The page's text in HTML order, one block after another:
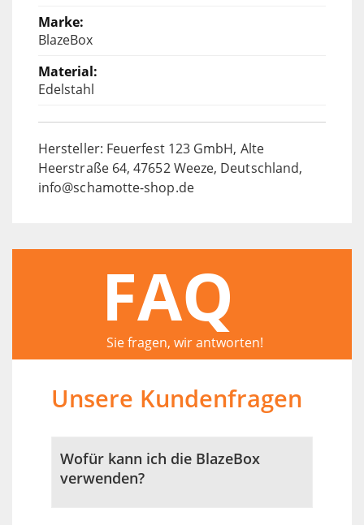
BlazeBox
Edelstahl
Hersteller: Feuerfest 123 GmbH, Alte
Heerstraße 64, 47652 Weeze, Deutschland,
info@schamotte-shop.de
FAQ
Sie fragen, wir antworten!
Unsere Kundenfragen
Wofür kann ich die BlazeBox
verwenden?